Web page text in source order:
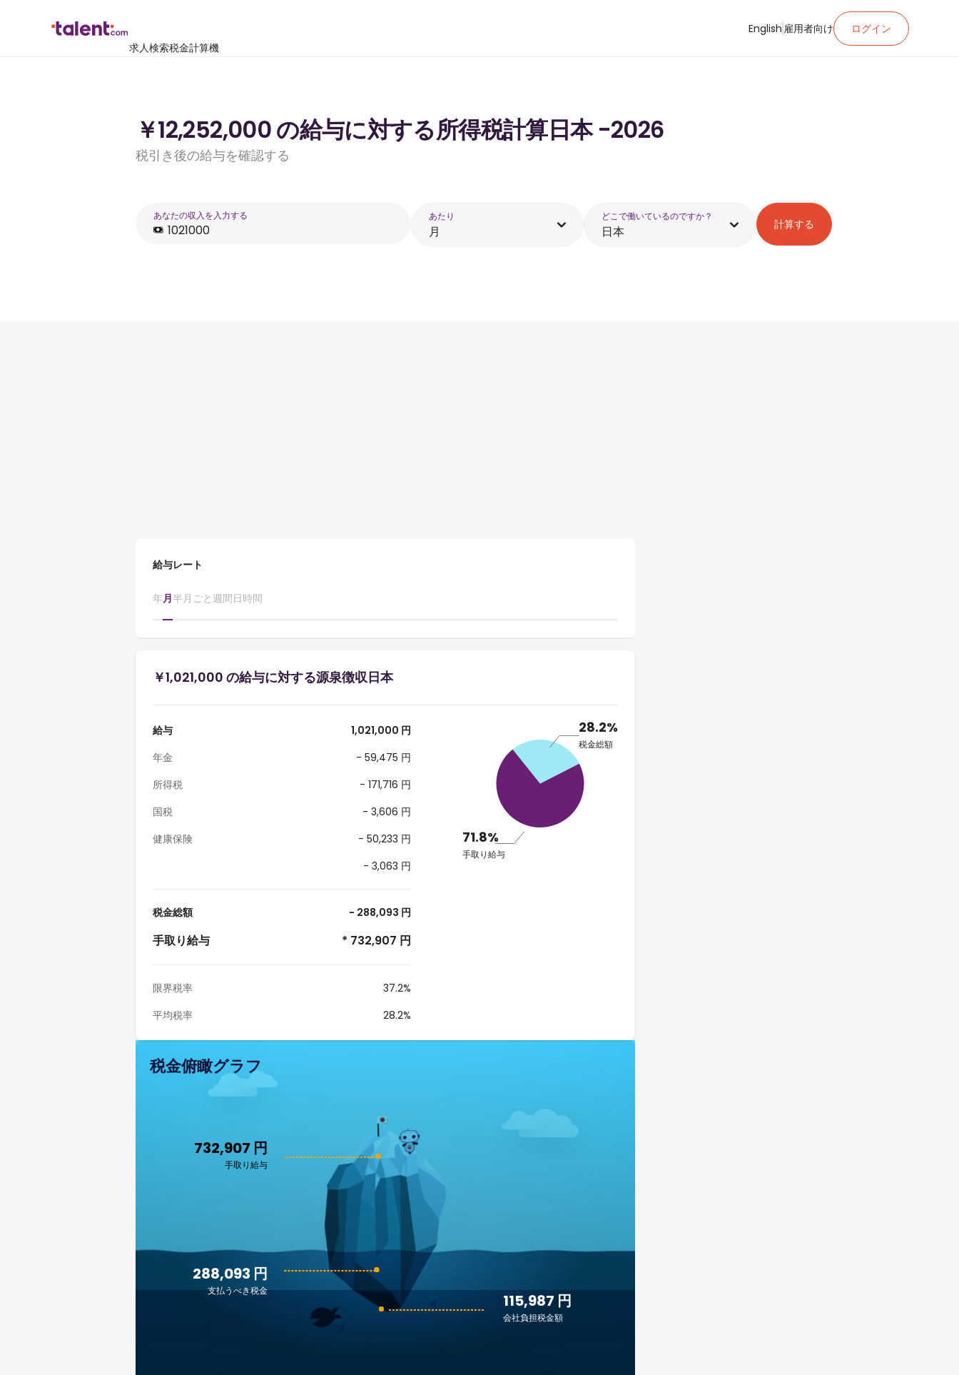
求人検索税金計算機
English 雇用者向け ログイン
￥12,252,000 の給与に対する所得税計算日本 -2026
税引き後の給与を確認する
あなたの収入を入力する あたり
月
どこで働いているのですか？
日本 計算する
給与レート
年月半月ごと週間日時間
￥1,021,000 の給与に対する源泉徴収日本
給与
1,021,000 円
年金
- 59,475 円
所得税
- 171,716 円
国税
- 3,606 円
健康保険
- 50,233 円
- 3,063 円
税金総額 - 288,093 円
手取り給与 * 732,907 円
限界税率
37.2%
平均税率
28.2%
28.2%
税金総額
71.8%
手取り給与
税金俯瞰グラフ
732,907 円
手取り給与
115,987 円
会社負担税金額
288,093 円
支払うべき税金